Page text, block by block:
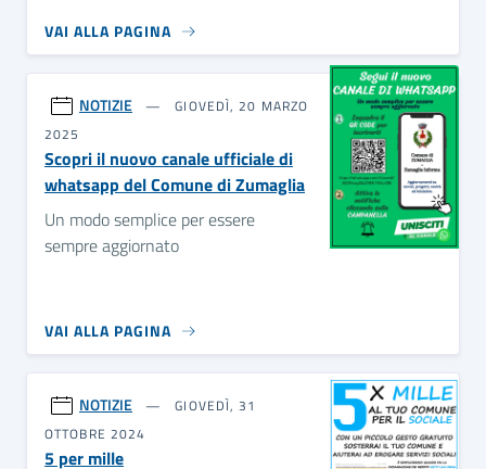
VAI ALLA PAGINA
NOTIZIE
GIOVEDÌ, 20 MARZO
2025
Scopri il nuovo canale ufficiale di
whatsapp del Comune di Zumaglia
Un modo semplice per essere
sempre aggiornato
VAI ALLA PAGINA
NOTIZIE
GIOVEDÌ, 31
OTTOBRE 2024
5 per mille